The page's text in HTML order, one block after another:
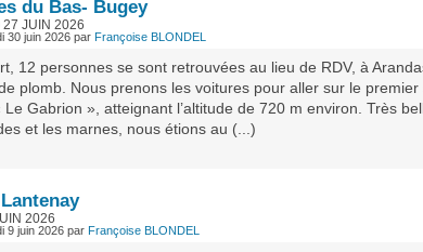
du Bas- Bugey
27 JUIN 2026
30 juin 2026 par Françoise BLONDEL
12 personnes se sont retrouvées au lieu de RDV, à
plomb. Nous prenons les voitures pour aller sur le premier
Le Gabrion », atteignant l’altitude de 720 m environ. Très
et les marnes, nous étions au (...)
2026
9 juin 2026 par Françoise BLONDEL